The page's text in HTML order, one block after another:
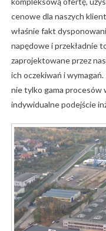
cenowe dla naszych
właśnie fakt
napędowe i przekładnie
zaprojektowane przez
ich oczekiwań i
nie tylko gama
indywidualne podejście